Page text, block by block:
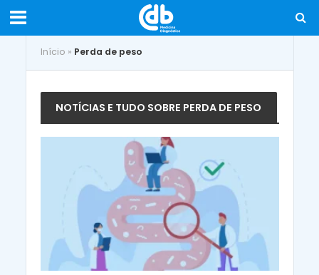
Início » Perda de peso
NOTÍCIAS E TUDO SOBRE PERDA DE PESO